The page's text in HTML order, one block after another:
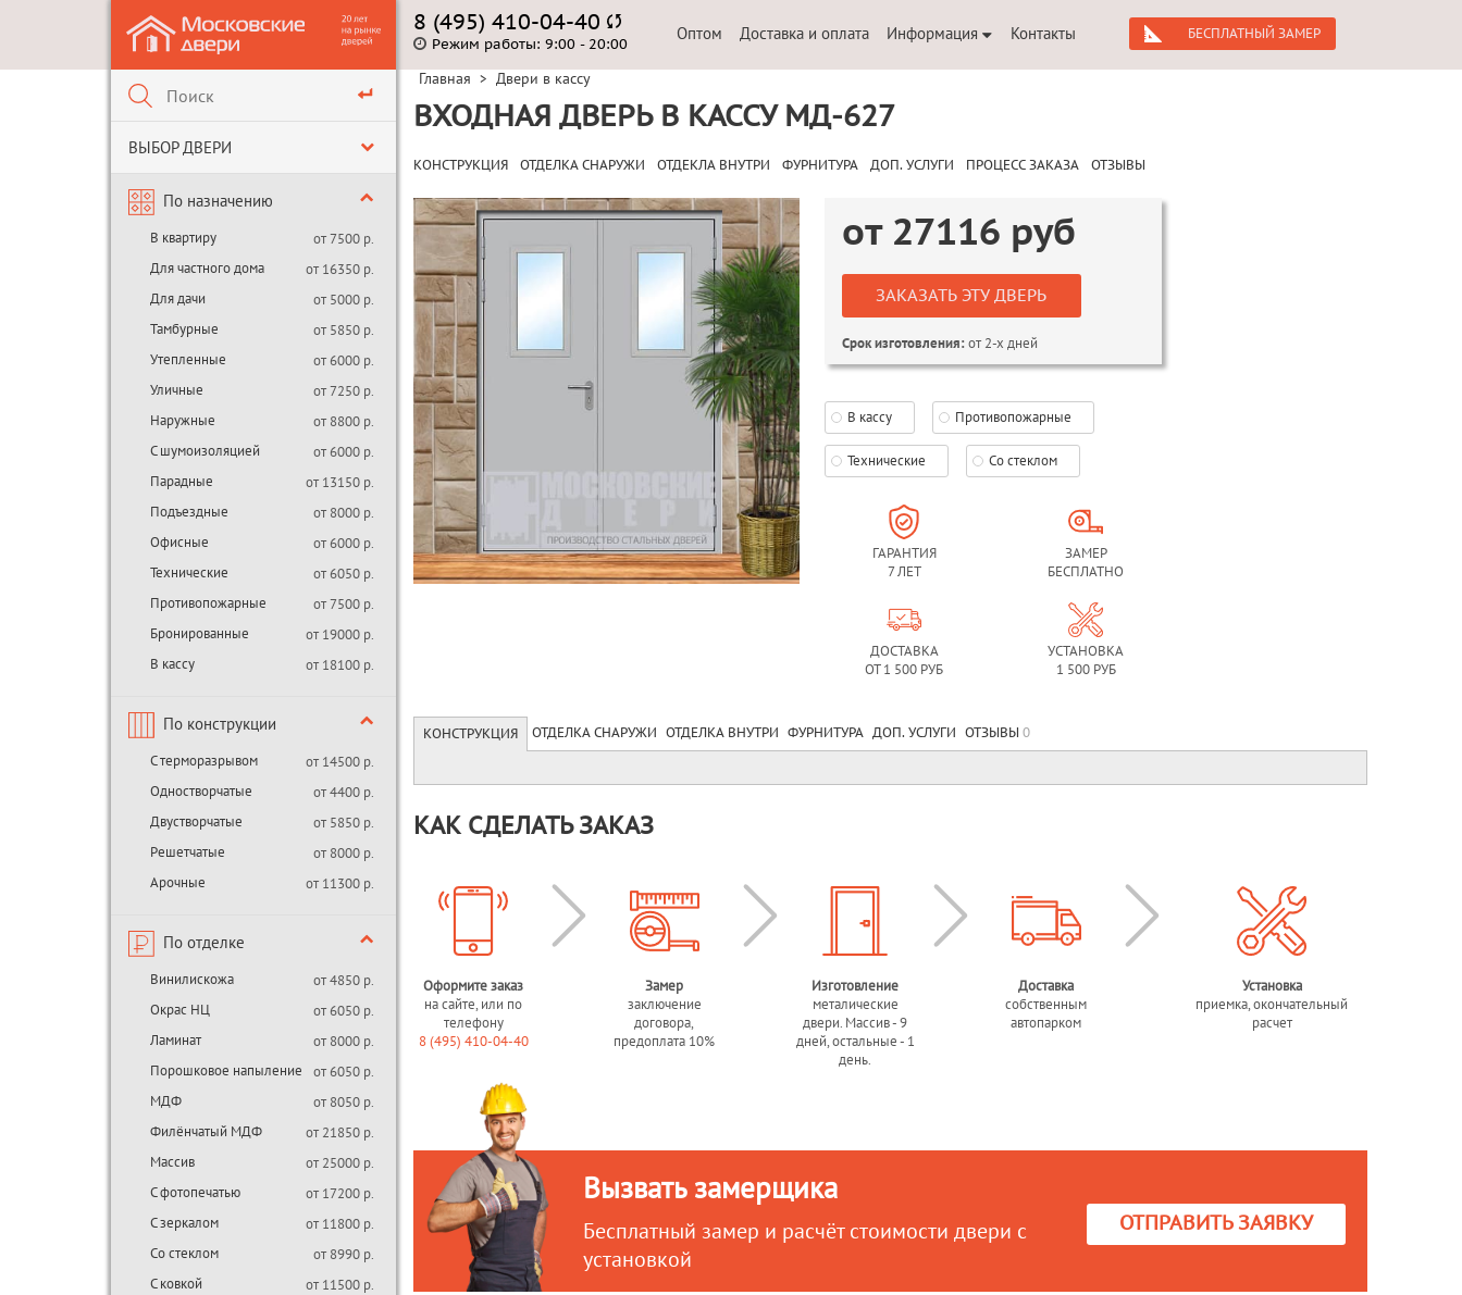
ВЫБОР ДВЕРИ
По назначению
В квартиру
от 7500 р.
Для частного дома
от 16350 р.
Для дачи
от 5000 р.
Тамбурные
от 5850 р.
Утепленные
от 6000 р.
Уличные
от 7250 р.
Наружные
от 8800 р.
С шумоизоляцией
от 6000 р.
Парадные
от 13150 р.
Подъездные
от 8000 р.
Офисные
от 6000 р.
Технические
от 6050 р.
Противопожарные
от 7500 р.
Бронированные
от 19000 р.
В кассу
от 18100 р.
По конструкции
С терморазрывом
от 14500 р.
Одностворчатые
от 4400 р.
Двустворчатые
от 5850 р.
Решетчатые
от 8000 р.
Арочные
от 11300 р.
По отделке
Винилискожа
от 4850 р.
Окрас НЦ
от 6050 р.
Ламинат
от 8000 р.
Порошковое напыление
от 6050 р.
МДФ
от 8050 р.
Филёнчатый МДФ
от 21850 р.
Массив
от 25000 р.
С фотопечатью
от 17200 р.
С зеркалом
от 11800 р.
Со стеклом
от 8990 р.
С ковкой
от 11500 р.
8 (495) 410-04-40
Режим работы: 9:00 - 20:00
Оптом Доставка и оплата Информация Контакты БЕСПЛАТНЫЙ ЗАМЕР
Главная > Двери в кассу
ВХОДНАЯ ДВЕРЬ В КАССУ МД-627
КОНСТРУКЦИЯ ОТДЕЛКА СНАРУЖИ ОТДЕКЛА ВНУТРИ ФУРНИТУРА ДОП. УСЛУГИ ПРОЦЕСС ЗАКАЗА ОТЗЫВЫ
от 27116 руб
ЗАКАЗАТЬ ЭТУ ДВЕРЬ
Срок изготовления:от 2-х дней
В кассу Противопожарные
Технические Со стеклом
ГАРАНТИЯ
7 ЛЕТ
ЗАМЕР
БЕСПЛАТНО
ДОСТАВКА
ОТ 1 500 РУБ
УСТАНОВКА
1 500 РУБ
КОНСТРУКЦИЯ ОТДЕЛКА СНАРУЖИ ОТДЕЛКА ВНУТРИ ФУРНИТУРА ДОП. УСЛУГИ ОТЗЫВЫ 0
КАК СДЕЛАТЬ ЗАКАЗ
Оформите заказ
на сайте, или по
телефону
8 (495) 410-04-40
Замер
заключение
договора,
предоплата 10%
Изготовление
металические
двери. Массив - 9
дней, остальные - 1
день.
Доставка
собственным
автопарком
Установка
приемка, окончательный
расчет
Вызвать замерщика
Бесплатный замер и расчёт стоимости двери с
установкой
ОТПРАВИТЬ ЗАЯВКУ